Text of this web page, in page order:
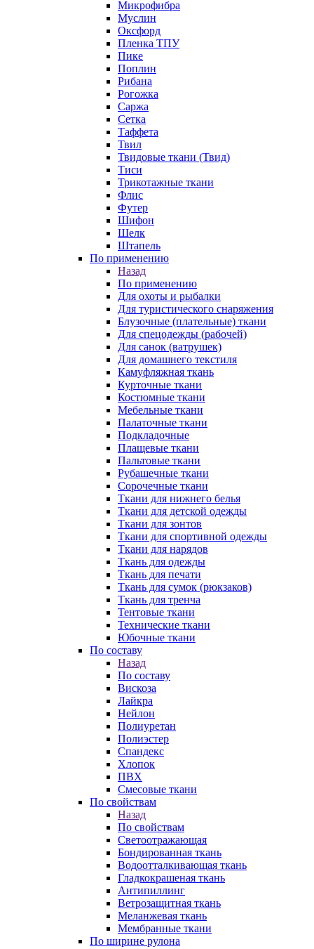
Микрофибра
Муслин
Оксфорд
Пленка ТПУ
Пике
Поплин
Рибана
Рогожка
Саржа
Сетка
Таффета
Твил
Твидовые ткани (Твид)
Тиси
Трикотажные ткани
Флис
Футер
Шифон
Шелк
Штапель
По применению
Назад
По применению
Для охоты и рыбалки
Для туристического снаряжения
Блузочные (плательные) ткани
Для спецодежды (рабочей)
Для санок (ватрушек)
Для домашнего текстиля
Камуфляжная ткань
Курточные ткани
Костюмные ткани
Мебельные ткани
Палаточные ткани
Подкладочные
Плащевые ткани
Пальтовые ткани
Рубашечные ткани
Сорочечные ткани
Ткани для нижнего белья
Ткани для детской одежды
Ткани для зонтов
Ткани для спортивной одежды
Ткани для нарядов
Ткань для одежды
Ткань для печати
Ткань для сумок (рюкзаков)
Ткань для тренча
Тентовые ткани
Технические ткани
Юбочные ткани
По составу
Назад
По составу
Вискоза
Лайкра
Нейлон
Полиуретан
Полиэстер
Спандекс
Хлопок
ПВХ
Смесовые ткани
По свойствам
Назад
По свойствам
Светоотражающая
Бондированная ткань
Водоотталкивающая ткань
Гладкокрашеная ткань
Антипиллинг
Ветрозащитная ткань
Меланжевая ткань
Мембранные ткани
По ширине рулона